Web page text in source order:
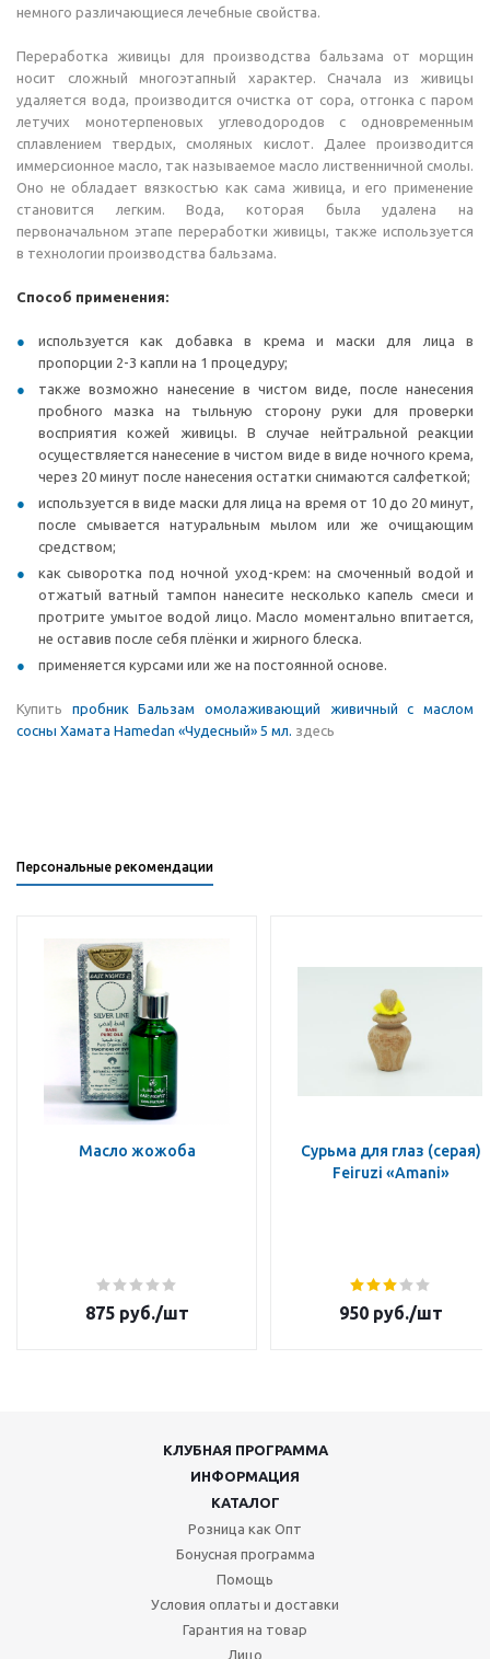
немного различающиеся лечебные свойства.
Переработка живицы для производства бальзама от морщин
носит сложный многоэтапный характер. Сначала из живицы
удаляется вода, производится очистка от сора, отгонка с паром
летучих монотерпеновых углеводородов с одновременным
сплавлением твердых, смоляных кислот. Далее производится
иммерсионное масло, так называемое масло лиственничной смолы.
Оно не обладает вязкостью как сама живица, и его применение
становится легким. Вода, которая была удалена на
первоначальном этапе переработки живицы, также используется
в технологии производства бальзама.
Способ применения:
используется как добавка в крема и маски для лица в
пропорции 2-3 капли на 1 процедуру;
также возможно нанесение в чистом виде, после нанесения
пробного мазка на тыльную сторону руки для проверки
восприятия кожей живицы. В случае нейтральной реакции
осуществляется нанесение в чистом виде в виде ночного крема,
через 20 минут после нанесения остатки снимаются салфеткой;
используется в виде маски для лица на время от 10 до 20 минут,
после смывается натуральным мылом или же очищающим
средством;
как сыворотка под ночной уход-крем: на смоченный водой и
отжатый ватный тампон нанесите несколько капель смеси и
протрите умытое водой лицо. Масло моментально впитается,
не оставив после себя плёнки и жирного блеска.
применяется курсами или же на постоянной основе.
Купить пробник Бальзам омолаживающий живичный с маслом
сосны Хамата Hamedan «Чудесный» 5 мл. здесь
Персональные рекомендации
Масло жожоба
875руб./шт
Сурьма для глаз (серая)
Feiruzi «Amani»
950руб./шт
КЛУБНАЯ ПРОГРАММА
ИНФОРМАЦИЯ
КАТАЛОГ
Розница как Опт
Бонусная программа
Помощь
Условия оплаты и доставки
Гарантия на товар
Лицо